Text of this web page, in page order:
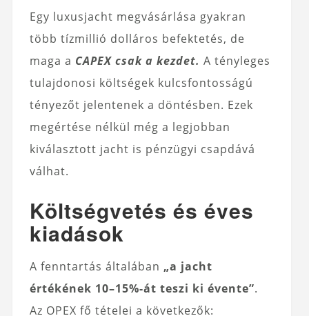
Egy luxusjacht megvásárlása gyakran
több tízmillió dolláros befektetés, de
maga a CAPEX csak a kezdet. A tényleges
tulajdonosi költségek kulcsfontosságú
tényezőt jelentenek a döntésben. Ezek
megértése nélkül még a legjobban
kiválasztott jacht is pénzügyi csapdává
válhat.
Költségvetés és éves
kiadások
A fenntartás általában „a jacht
értékének 10–15%-át teszi ki évente”.
Az OPEX fő tételei a következők: